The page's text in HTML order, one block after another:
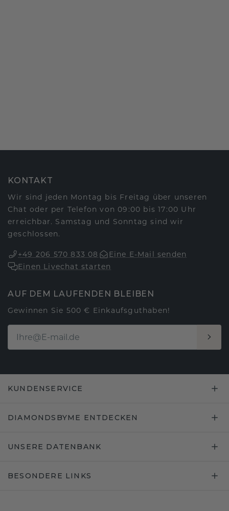
KONTAKT
Wir sind jeden Montag bis Freitag über unseren
Chat oder per Telefon von 09:00 bis 17:00 Uhr
erreichbar. Samstag und Sonntag sind wir
geschlossen.
+49 206 570 833 08
Eine E-Mail senden
Einen Livechat starten
AUF DEM LAUFENDEN BLEIBEN
Gewinnen Sie 500 € Einkaufsguthaben!
KUNDENSERVICE
DIAMONDSBYME ENTDECKEN
UNSERE DATENBANK
BESONDERE LINKS